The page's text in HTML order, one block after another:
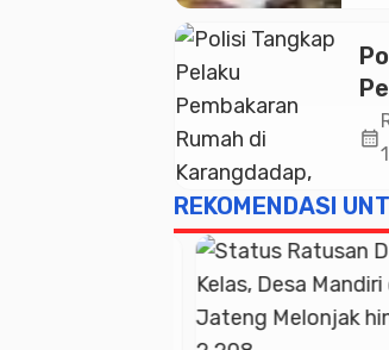
calendar_month
REKOMENDASI